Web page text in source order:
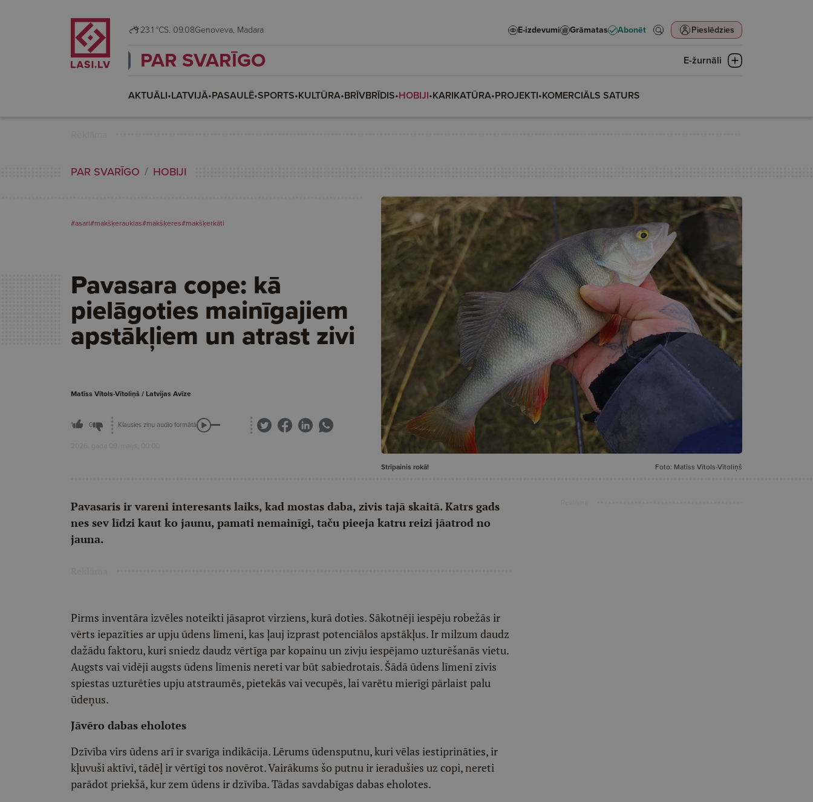
23.1 °CS. 09.08 Genoveva, Madara E-izdevumi Grāmatas Abonēt Pieslēdzies
PAR SVARĪGO E-žurnāli
AKTUĀLI•LATVIJĀ•PASAULĒ•SPORTS•KULTŪRA•BRĪVBRĪDIS•HOBIJI•KARIKATŪRA•PROJEKTI•KOMERCIĀLS SATURS
PAR SVARĪGO HOBIJI
#asari#makšķerauklas#makšķeres#makšķerkāti
Pavasara cope: kā
pielāgoties mainīgajiem
apstākļiem un atrast zivi
Matīss Vītols-Vītoliņš / Latvijas Avīze
1 0 Klausies ziņu audio formātā
2026. gada 09. maijs, 00:00
Strīpainis rokā!
Foto: Matīss Vītols-Vītoliņš
Pavasaris ir vareni interesants laiks, kad mostas daba, zivis tajā skaitā. Katrs gads
nes sev līdzi kaut ko jaunu, pamati nemainīgi, taču pieeja katru reizi jāatrod no
jauna.
Pirms inventāra izvēles noteikti jāsaprot virziens, kurā doties. Sākotnēji iespēju robežās ir
vērts iepazīties ar upju ūdens līmeni, kas ļauj izprast potenciālos apstākļus. Ir milzum daudz
dažādu faktoru, kuri sniedz daudz vērtīga par kopainu un zivju iespējamo uzturēšanās vietu.
Augsts vai vidēji augsts ūdens līmenis nereti var būt sabiedrotais. Šādā ūdens līmenī zivis
spiestas uzturēties upju atstraumēs, pietekās vai vecupēs, lai varētu mierīgi pārlaist palu
ūdeņus.
Jāvēro dabas eholotes
Dzīvība virs ūdens arī ir svarīga indikācija. Lērums ūdensputnu, kuri vēlas iestiprināties, ir
kļuvuši aktīvi, tādēļ ir vērtīgi tos novērot. Vairākums šo putnu ir ieradušies uz copi, nereti
parādot priekšā, kur zem ūdens ir dzīvība. Tādas savdabīgas dabas eholotes.